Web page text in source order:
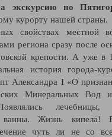
экскурсию по
курорту нашей страны.
свойствах местной
региона сразу после
крепости. А уже в
история города-
Александра I «О
Минеральных Вод
лечебницы,
ванны. Жизнь кипела!
чуть ли не со